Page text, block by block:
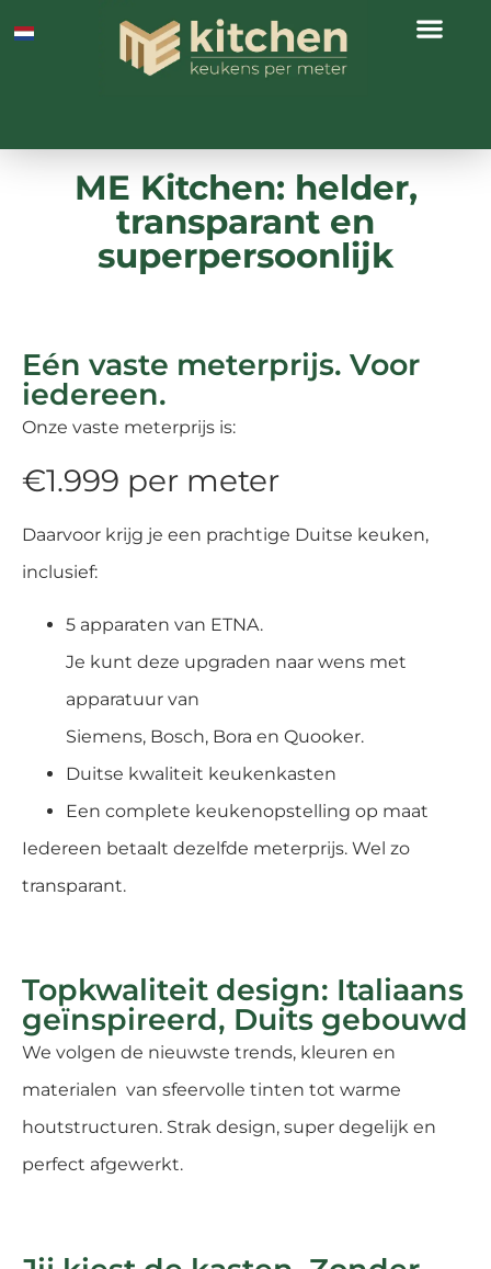
ME Kitchen: helder,
transparant en
superpersoonlijk
Eén vaste meterprijs. Voor
iedereen.
Onze vaste meterprijs is:
€1.999 per meter
Daarvoor krijg je een prachtige Duitse keuken,
inclusief:
5 apparaten van ETNA.
Je kunt deze upgraden naar wens met
apparatuur van
Siemens, Bosch, Bora en Quooker.
Duitse kwaliteit keukenkasten
Een complete keukenopstelling op maat
Iedereen betaalt dezelfde meterprijs. Wel zo
transparant.
Topkwaliteit design: Italiaans
geïnspireerd, Duits gebouwd
We volgen de nieuwste trends, kleuren en
materialen van sfeervolle tinten tot warme
houtstructuren. Strak design, super degelijk en
perfect afgewerkt.